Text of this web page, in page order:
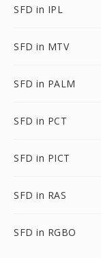
SFD in IPL
SFD in MTV
SFD in PALM
SFD in PCT
SFD in PICT
SFD in RAS
SFD in RGBO